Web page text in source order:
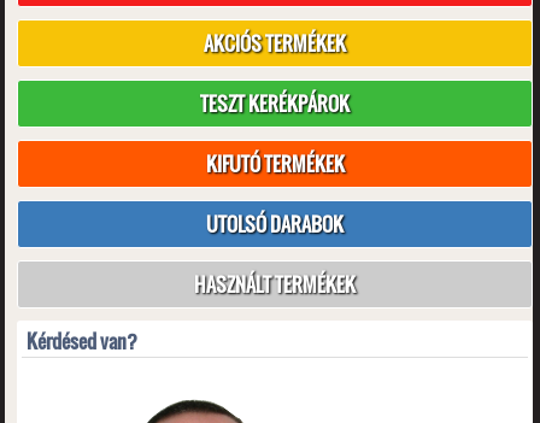
AKCIÓS TERMÉKEK
TESZT KERÉKPÁROK
KIFUTÓ TERMÉKEK
UTOLSÓ DARABOK
HASZNÁLT TERMÉKEK
Kérdésed van?